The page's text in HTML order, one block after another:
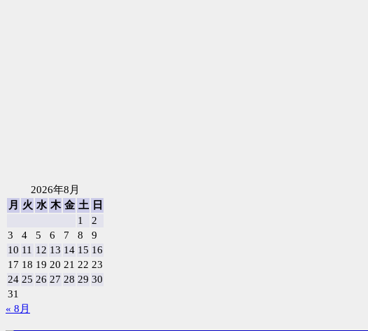
2026年8月
月
火 水 木 金 土
日
1
2
3
4 5 6 7 8
9
10 11 12 13 14 15 16
17 18 19 20 21 22 23
24 25 26 27 28 29 30
31
« 8月